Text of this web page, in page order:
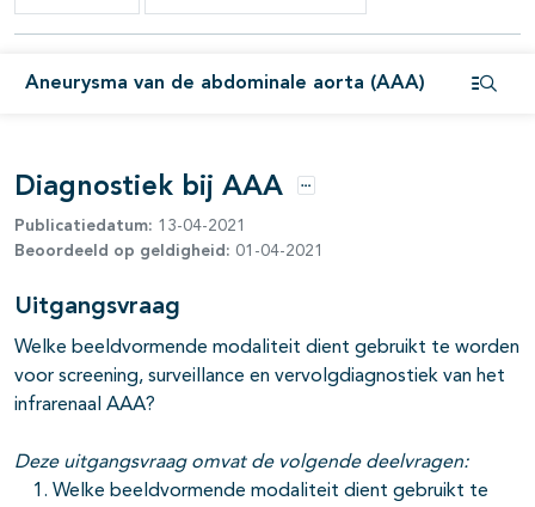
Aneurysma van de abdominale aorta (AAA)
open- en dichtklappen
Diagnostiek bij AAA Opties
Publicatiedatum: 13-04-2021
Beoordeeld op geldigheid: 01-04-2021
Uitgangsvraag
Welke beeldvormende modaliteit dient gebruikt te worden
voor screening, surveillance en vervolgdiagnostiek van het
infrarenaal AAA?
Deze uitgangsvraag omvat de volgende deelvragen:
Welke beeldvormende modaliteit dient gebruikt te